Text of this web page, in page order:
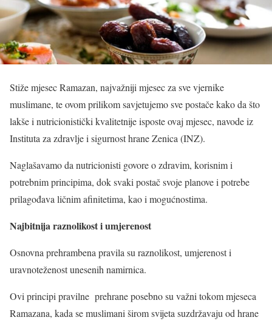
Stiže mjesec Ramazan, najvažniji mjesec za sve vjernike
muslimane, te ovom prilikom savjetujemo sve postače kako da što
lakše i nutricionistički kvalitetnije isposte ovaj mjesec, navode iz
Instituta za zdravlje i sigurnost hrane Zenica (INZ).
Naglašavamo da nutricionisti govore o zdravim, korisnim i
potrebnim principima, dok svaki postač svoje planove i potrebe
prilagođava ličnim afinitetima, kao i mogućnostima.
Najbitnija raznolikost i umjerenost
Osnovna prehrambena pravila su raznolikost, umjerenost i
uravnoteženost unesenih namirnica.
Ovi principi pravilne prehrane posebno su važni tokom mjeseca
Ramazana, kada se muslimani širom svijeta suzdržavaju od hrane